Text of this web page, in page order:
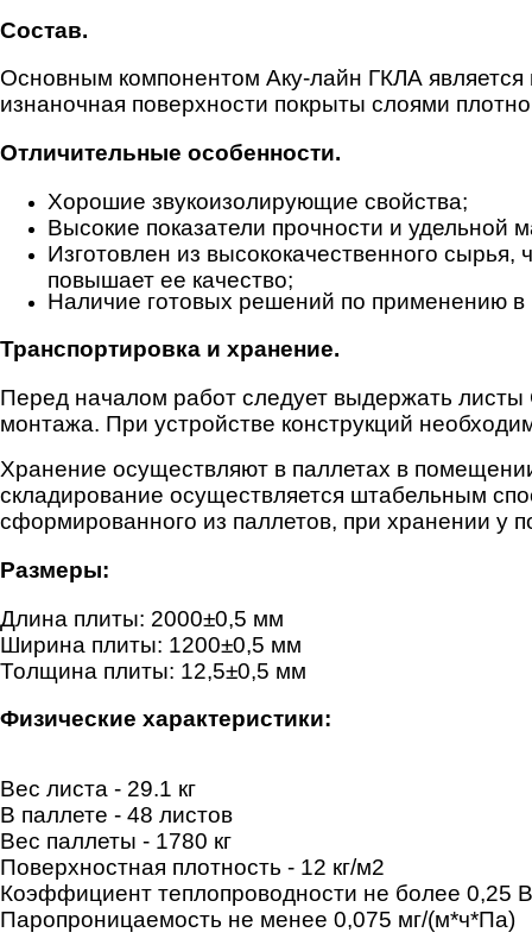
Состав.
Основным компонентом Аку-лайн ГКЛА
изнаночная поверхности покрыты слоями
Отличительные особенности.
Хорошие звукоизолирующие свойства;
Высокие показатели прочности и удельной
Изготовлен из высококачественного
повышает ее качество;
Наличие готовых решений по применению
Транспортировка и хранение.
Перед началом работ следует выдержать
монтажа. При устройстве конструкций
Хранение осуществляют в паллетах в
складирование осуществляется штабельным
сформированного из паллетов, при хранении у
Размеры:
Длина плиты: 2000±0,5 мм
Ширина плиты: 1200±0,5 мм
Толщина плиты: 12,5±0,5 мм
Физические характеристики:
Вес листа - 29.1 кг
В паллете - 48 листов
Вес паллеты - 1780 кг
Поверхностная плотность - 12 кг/м2
Коэффициент теплопроводности не более 0,25
Паропроницаемость не менее 0,075 мг/(м*ч*Па)